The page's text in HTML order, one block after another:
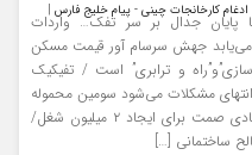
کارخانجات چینی - پیام خلیج فارس |
پایان جدال بر سر تفک… واردات
می‌یابد جهش سرسام آور قیمت‌ مسکن
و ترابری” است / تفیکیک
مشکلات می‌شود سومین محموله
واکسن کرونا از ژاپن رسید وعده وزیر پیشنهادی صمت برای ایجاد ۲ میلیون شغل/
ساختمانی […]